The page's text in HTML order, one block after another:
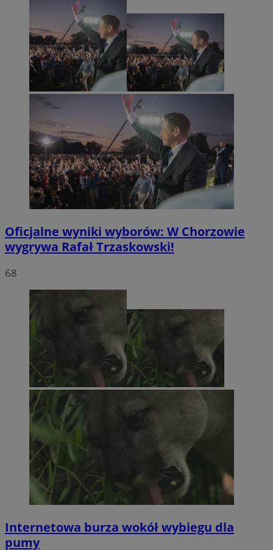
Oficjalne wyniki wyborów: W Chorzowie
wygrywa Rafał Trzaskowski!
68
Internetowa burza wokół wybiegu dla
pumy